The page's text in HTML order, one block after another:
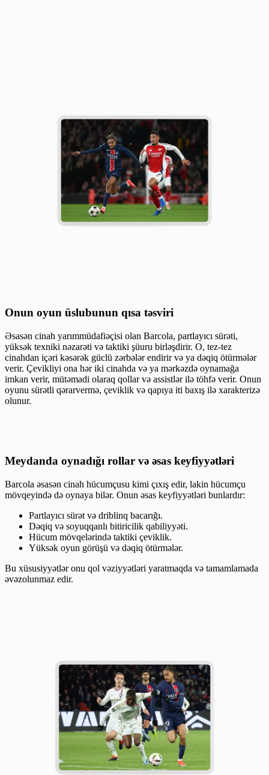
Onun oyun üslubunun qısa təsviri
Əsasən cinah yarımmüdafiəçisi olan Barcola, partlayıcı sürəti,
yüksək texniki nəzarəti və taktiki şüuru birləşdirir. O, tez-tez
cinahdan içəri kəsərək güclü zərbələr endirir və ya dəqiq ötürmələr
verir. Çevikliyi ona hər iki cinahda və ya mərkəzdə oynamağa
imkan verir, mütəmadi olaraq qollar və assistlər ilə töhfə verir. Onun
oyunu sürətli qərarvermə, çeviklik və qapıya iti baxış ilə xarakterizə
olunur.
Meydanda oynadığı rollar və əsas keyfiyyətləri
Barcola əsasən cinah hücumçusu kimi çıxış edir, lakin hücumçu
mövqeyində də oynaya bilər. Onun əsas keyfiyyətləri bunlardır:
Partlayıcı sürət və driblinq bacarığı.
Dəqiq və soyuqqanlı bitiricilik qabiliyyəti.
Hücum mövqelərində taktiki çeviklik.
Yüksək oyun görüşü və dəqiq ötürmələr.
Bu xüsusiyyətlər onu qol vəziyyətləri yaratmaqda və tamamlamada
əvəzolunmaz edir.